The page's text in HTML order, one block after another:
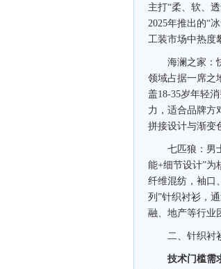
主打“柔、软、
2025年推出的“
工装市场中热度
海澜之家：快
领域占据一席之
盖18-35岁年轻
力，适合品牌方
拼接设计与渐变
七匹狼：男士
能+细节设计”为
纤维混纺，袖口
列”针织衬衫，
融、地产等行业
二、针织衬衫
技术门槛需